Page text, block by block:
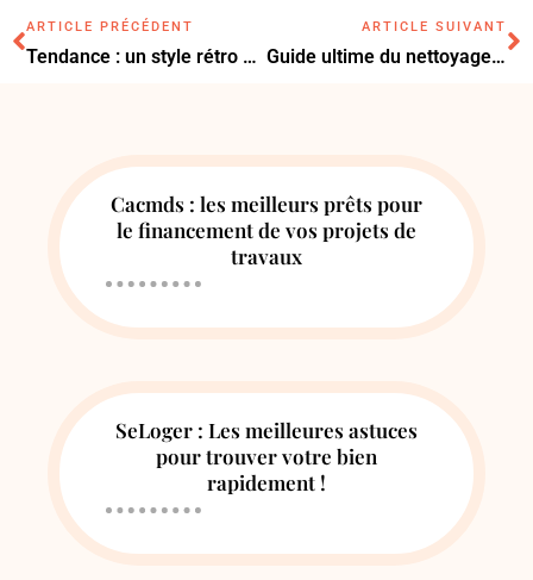
ARTICLE PRÉCÉDENT
Tendance : un style rétro avec la collection Française Cléo
ARTICLE SUIVANT
Guide ultime du nettoyage de votre dalle de terrasse avec du Javel
Cacmds : les meilleurs prêts pour
le financement de vos projets de
travaux
SeLoger : Les meilleures astuces
pour trouver votre bien
rapidement !